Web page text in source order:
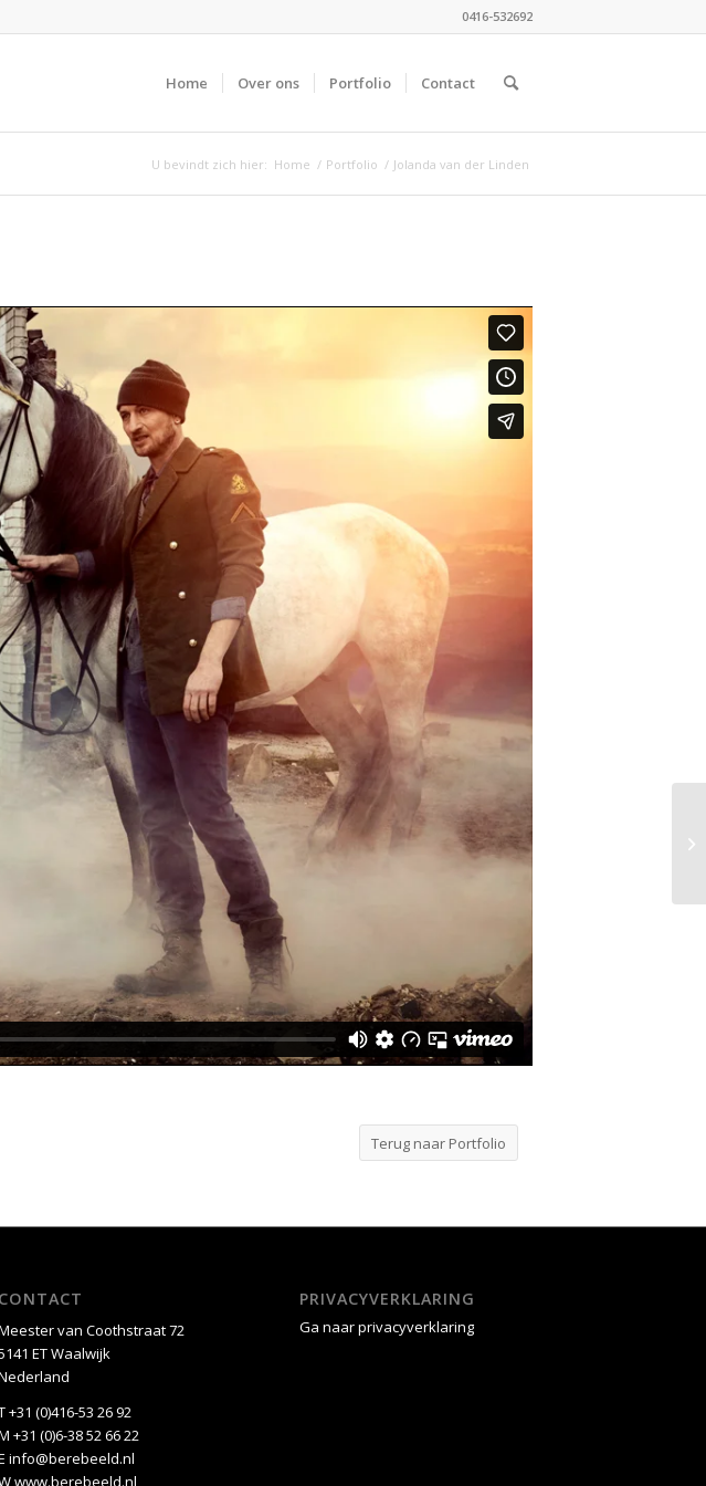
0416-532692
Home Over ons Portfolio Contact
U bevindt zich hier: Home / Portfolio / Jolanda van der Linden
Terug naar Portfolio
CONTACT
van Coothstraat 72
ET Waalwijk
+31 (0)416-53 26 92
+31 (0)6-38 52 66 22
info@berebeeld.nl
www.berebeeld.nl
PRIVACYVERKLARING
Ga naar privacyverklaring